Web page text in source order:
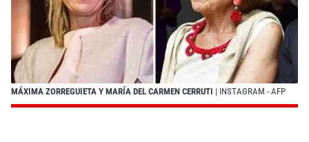
MÁXIMA ZORREGUIETA Y MARÍA DEL CARMEN CERRUTI | INSTAGRAM - AFP